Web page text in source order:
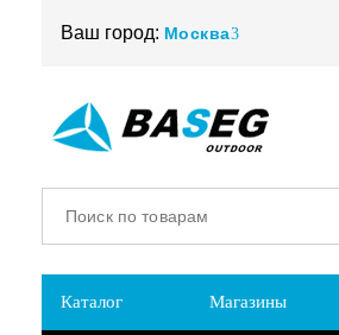
Ваш город: Москва
Каталог Магазины